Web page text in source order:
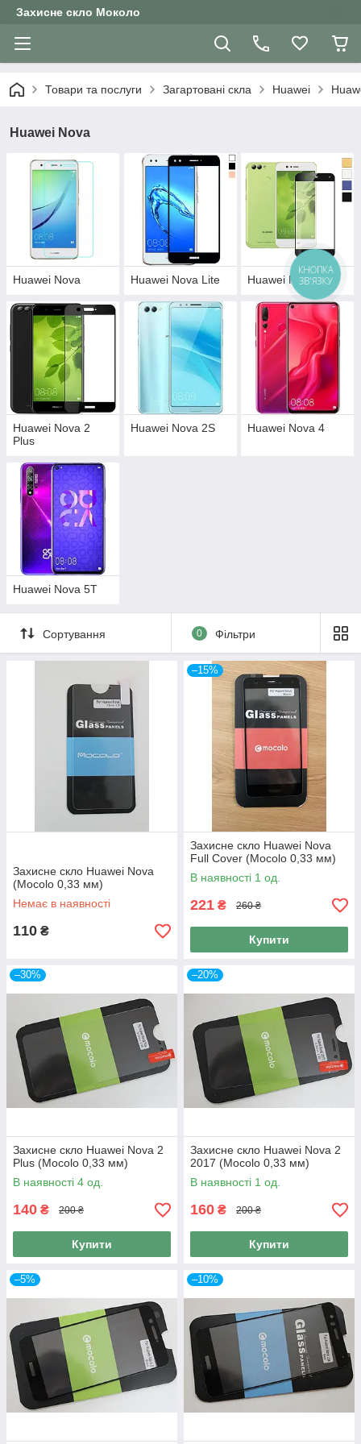
Захисне скло Moколо
Товари та послуги Загартовані скла Huawei
Huawei Nova
Huawei Nova Huawei Nova Lite Huawei Nova 2
Huawei Nova 2
Plus
Huawei Nova 2S Huawei Nova 4
Huawei Nova 5T
Сортування 0 Фільтри
Захисне скло Huawei Nova
(Mocolo 0,33 мм)
Немає в наявності
110 ₴
–15%
Захисне скло Huawei Nova
Full Cover (Mocolo 0,33 мм)
В наявності 1 од.
221 ₴ 260 ₴
Купити
–30%
Захисне скло Huawei Nova 2
Plus (Mocolo 0,33 мм)
В наявності 4 од.
140 ₴ 200 ₴
Купити
–20%
Захисне скло Huawei Nova 2
2017 (Mocolo 0,33 мм)
В наявності 1 од.
160 ₴ 200 ₴
Купити
–5% –10%
КНОПКА
ЗВ'ЯЗКУ